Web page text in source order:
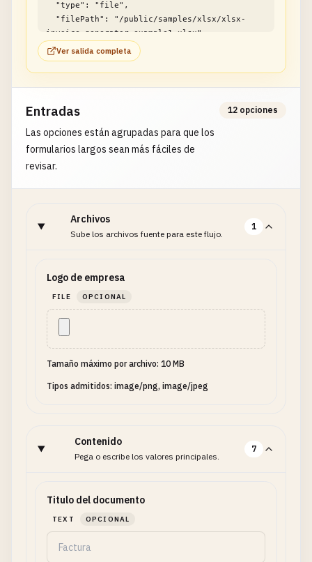
invoice-generator-example1.xlsx"
}
Ver salida completa
Entradas
Las opciones están agrupadas para que los
formularios largos sean más fáciles de
revisar.
12 opciones
Archivos
Sube los archivos fuente para este flujo.
1
Logo de empresa
FILE OPCIONAL
Tamaño máximo por archivo: 10 MB
Tipos admitidos: image/png, image/jpeg
Contenido
Pega o escribe los valores principales.
7
Titulo del documento
TEXT OPCIONAL